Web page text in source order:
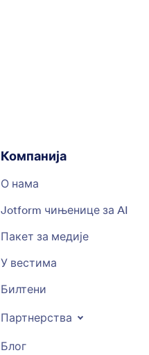
Компанија
О нама
Jotform чињенице за AI
Пакет за медије
У вестима
Билтени
Партнерства
Блог